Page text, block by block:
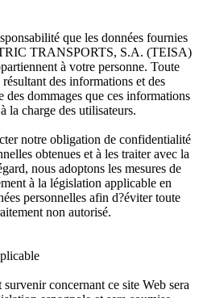
que les données fournies
TRANSPORTS, S.A. (TEISA)
à votre personne. Toute
des informations et des
des dommages que ces informations
la charge des utilisateurs.
notre obligation de confidentialité
obtenues et à les traiter avec la
nous adoptons les mesures de
à la législation applicable en
personnelles afin d?éviter toute
non autorisé.
concernant ce site Web sera